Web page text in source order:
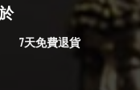
7天免費退貨